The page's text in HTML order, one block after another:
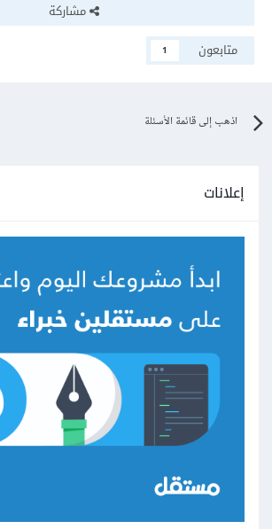
مشاركة
متابعون
1
اذهب إلى قائمة الأسئلة
إعلانات